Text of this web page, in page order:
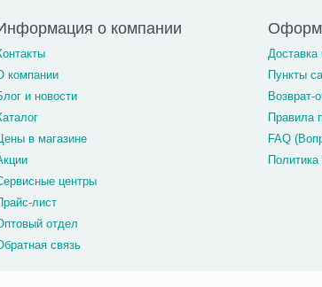
о компании
компании
и новости
в магазине
центры
лист
отдел
связь
Доставка
Пункты
Возврат-
Правила
FAQ